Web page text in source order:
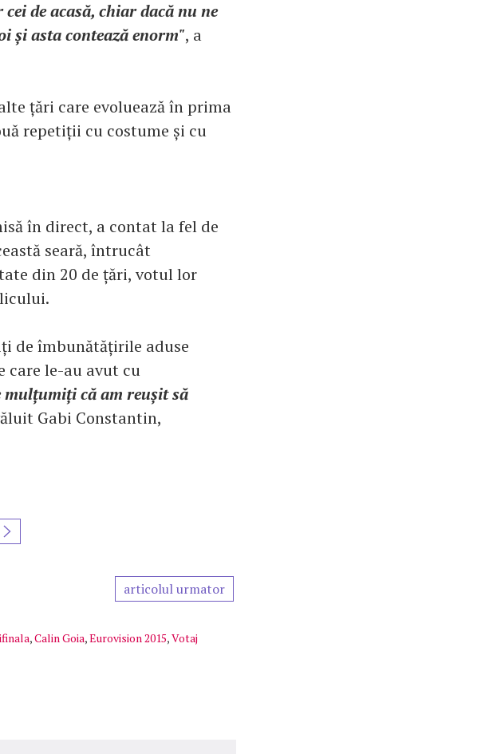
de acasă, chiar dacă nu ne
și asta contează enorm", a
țări care evoluează în prima
repetiții cu costume și cu
în direct, a contat la fel de
seară, întrucât
din 20 de țări, votul lor
de îmbunătățirile aduse
care le-au avut cu
mulțumiți că am reușit să
Gabi Constantin,
articolul urmator
,Calin Goia,Eurovision 2015,Votaj